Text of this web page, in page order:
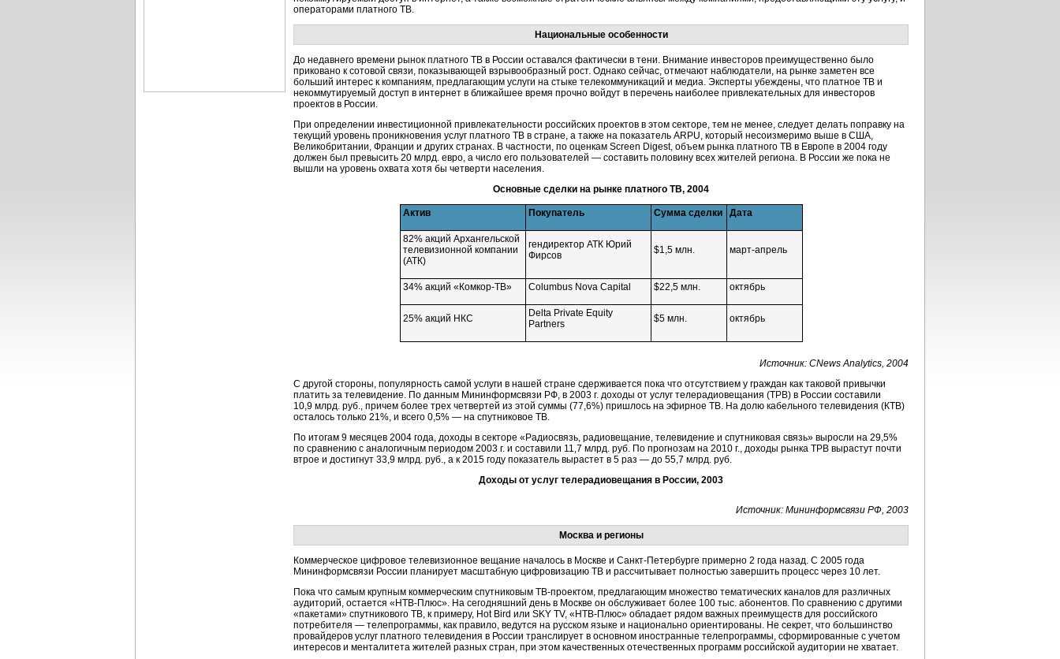
операторами платного ТВ.
Национальные особенности
До недавнего времени рынок платного ТВ в России оставался фактически в тени. Внимание инвесторов преимущественно было
приковано к сотовой связи, показывающей взрывообразный рост. Однако сейчас, отмечают наблюдатели, на рынке заметен все
больший интерес к компаниям, предлагающим услуги на стыке телекоммуникаций и медиа. Эксперты убеждены, что платное ТВ и
некоммутируемый доступ в интернет в ближайшее время прочно войдут в перечень наиболее привлекательных для инвесторов
проектов в России.
При определении инвестиционной привлекательности российских проектов в этом секторе, тем не менее, следует делать поправку на
текущий уровень проникновения услуг платного ТВ в стране, а также на показатель ARPU, который несоизмеримо выше в США,
Великобритании, Франции и других странах. В частности, по оценкам Screen Digest, объем рынка платного ТВ в Европе в 2004 году
должен был превысить 20 млрд. евро, а число его пользователей — составить половину всех жителей региона. В России же пока не
вышли на уровень охвата хотя бы четверти населения.
Основные сделки на рынке платного ТВ, 2004
Актив Покупатель Сумма сделки Дата
82% акций Архангельской
телевизионной компании
(АТК)
гендиректор АТК Юрий
Фирсов
$1,5 млн. март-апрель
34% акций « Комкор-ТВ» Columbus Nova Capital $22,5 млн. октябрь
25% акций НКС
Delta Private Equity
Partners
$5 млн. октябрь
Источник: CNews Analytics, 2004
С другой стороны, популярность самой услуги в нашей стране сдерживается пока что отсутствием у граждан как таковой привычки
платить за телевидение. По данным Мининформсвязи РФ, в 2003 г. доходы от услуг телерадиовещания (ТРВ) в России составили
10,9 млрд. руб., причем более трех четвертей из этой суммы (77,6%) пришлось на эфирное ТВ. На долю кабельного телевидения (КТВ)
осталось только 21%, и всего 0,5% — на спутниковое ТВ.
По итогам 9 месяцев 2004 года, доходы в секторе «Радиосвязь, радиовещание, телевидение и спутниковая связь» выросли на 29,5%
по сравнению с аналогичным периодом 2003 г. и составили 11,7 млрд. руб. По прогнозам на 2010 г., доходы рынка ТРВ вырастут почти
втрое и достигнут 33,9 млрд. руб., а к 2015 году показатель вырастет в 5 раз — до 55,7 млрд. руб.
Доходы от услуг телерадиовещания в России, 2003
Источник: Мининформсвязи РФ, 2003
Москва и регионы
Коммерческое цифровое телевизионное вещание началось в Москве и Санкт-Петербурге примерно 2 года назад. С 2005 года
Мининформсвязи России планирует масштабную цифровизацию ТВ и рассчитывает полностью завершить процесс через 10 лет.
Пока что самым крупным коммерческим спутниковым ТВ-проектом, предлагающим множество тематических каналов для различных
аудиторий, остается « НТВ-Плюс». На сегодняшний день в Москве он обслуживает более 100 тыс. абонентов. По сравнению с другими
«пакетами» спутникового ТВ, к примеру, Hot Bird или SKY TV, « НТВ-Плюс» обладает рядом важных преимуществ для российского
потребителя — телепрограммы, как правило, ведутся на русском языке и национально ориентированы. Не секрет, что большинство
провайдеров услуг платного телевидения в России транслирует в основном иностранные телепрограммы, сформированные с учетом
интересов и менталитета жителей разных стран, при этом качественных отечественных программ российской аудитории не хватает.